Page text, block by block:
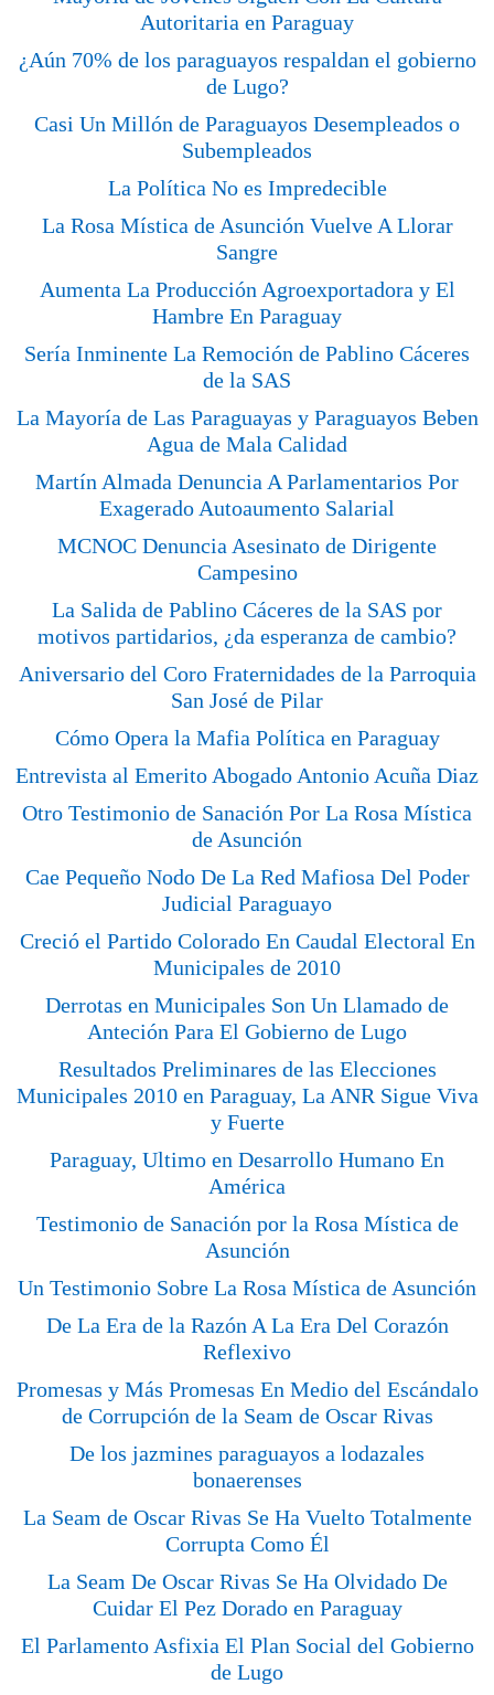
Autoritaria en Paraguay
¿Aún 70% de los paraguayos respaldan el gobierno
de Lugo?
Casi Un Millón de Paraguayos Desempleados o
Subempleados
La Política No es Impredecible
La Rosa Mística de Asunción Vuelve A Llorar
Sangre
Aumenta La Producción Agroexportadora y El
Hambre En Paraguay
Sería Inminente La Remoción de Pablino Cáceres
de la SAS
La Mayoría de Las Paraguayas y Paraguayos Beben
Agua de Mala Calidad
Martín Almada Denuncia A Parlamentarios Por
Exagerado Autoaumento Salarial
MCNOC Denuncia Asesinato de Dirigente
Campesino
La Salida de Pablino Cáceres de la SAS por
motivos partidarios, ¿da esperanza de cambio?
Aniversario del Coro Fraternidades de la Parroquia
San José de Pilar
Cómo Opera la Mafia Política en Paraguay
Entrevista al Emerito Abogado Antonio Acuña Diaz
Otro Testimonio de Sanación Por La Rosa Mística
de Asunción
Cae Pequeño Nodo De La Red Mafiosa Del Poder
Judicial Paraguayo
Creció el Partido Colorado En Caudal Electoral En
Municipales de 2010
Derrotas en Municipales Son Un Llamado de
Anteción Para El Gobierno de Lugo
Resultados Preliminares de las Elecciones
Municipales 2010 en Paraguay, La ANR Sigue Viva
y Fuerte
Paraguay, Ultimo en Desarrollo Humano En
América
Testimonio de Sanación por la Rosa Mística de
Asunción
Un Testimonio Sobre La Rosa Mística de Asunción
De La Era de la Razón A La Era Del Corazón
Reflexivo
Promesas y Más Promesas En Medio del Escándalo
de Corrupción de la Seam de Oscar Rivas
De los jazmines paraguayos a lodazales
bonaerenses
La Seam de Oscar Rivas Se Ha Vuelto Totalmente
Corrupta Como Él
La Seam De Oscar Rivas Se Ha Olvidado De
Cuidar El Pez Dorado en Paraguay
El Parlamento Asfixia El Plan Social del Gobierno
de Lugo